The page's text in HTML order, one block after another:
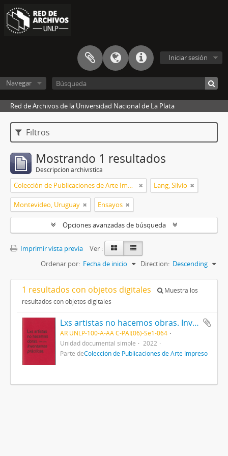
Iniciar sesión
Navegar
Red de Archivos de la Universidad Nacional de La Plata
Filtros
Mostrando 1 resultados
Descripción archivística
Colección de Publicaciones de Arte Impreso Lang, Silvio
Montevideo, Uruguay Ensayos
Opciones avanzadas de búsqueda
Imprimir vista previa
Ver :
Ordenar por: Fecha de inicio Direction: Descending
1 resultados con objetos digitales
Muestra los
resultados con objetos digitales
Lxs artistas no hacemos obras. Inventamos prácticas
AR UNLP-100-A-AA C-PAI(06)-Se1-064
Unidad documental simple
2022
Parte deColección de Publicaciones de Arte Impreso